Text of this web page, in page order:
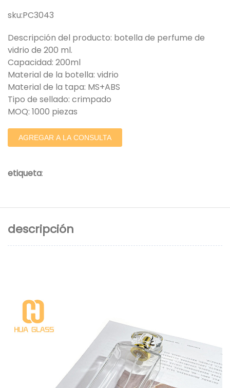
sku:PC3043
Descripción del producto: botella de perfume de
vidrio de 200 ml.
Capacidad: 200ml
Material de la botella: vidrio
Material de la tapa: MS+ABS
Tipo de sellado: crimpado
MOQ: 1000 piezas
AGREGAR A LA CONSULTA
etiqueta:
descripción